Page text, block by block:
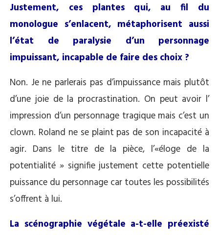
Justement, ces plantes qui, au fil du
monologue s’enlacent, métaphorisent aussi
l’état de paralysie d’un personnage
impuissant, incapable de faire des choix ?
Non. Je ne parlerais pas d’impuissance mais plutôt
d’une joie de la procrastination. On peut avoir l’
impression d’un personnage tragique mais c’est un
clown. Roland ne se plaint pas de son incapacité à
agir. Dans le titre de la pièce, l’«éloge de la
potentialité » signifie justement cette potentielle
puissance du personnage car toutes les possibilités
s’offrent à lui.
La scénographie végétale a-t-elle préexisté